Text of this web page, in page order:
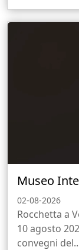
Museo
02-08-2026
Rocchetta a
10 agosto
convegni